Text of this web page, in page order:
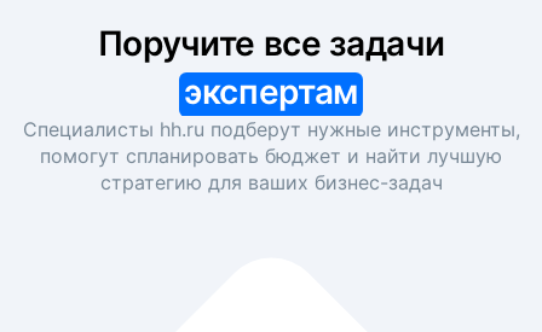
экспертам
Специалисты hh.ru подберут нужные инструменты,
помогут спланировать бюджет и найти лучшую
стратегию для ваших бизнес-задач